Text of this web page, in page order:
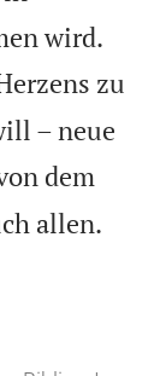
wird.
zu
– neue
dem
allen.